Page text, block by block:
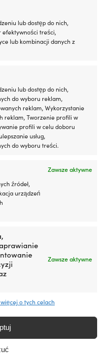
lub dostęp do nich,
efektywności treści,
lub kombinacji danych z
lub dostęp do nich,
do wyboru reklam,
reklam, Wykorzystanie
reklam, Tworzenie profili w
profili w celu doboru
usług,
do wyboru treści.
Zawsze aktywne
źródeł,
urządzeń
Zawsze aktywne
o tych celach
gwarancji
żeglarskimi –
od 500 marek
są wysyłane tego
w ciągu 3 dni
pomogą Ci przed i po
|PT|CS|EN